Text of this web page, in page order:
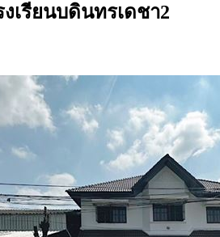
เรียนบดินทรเดชา2